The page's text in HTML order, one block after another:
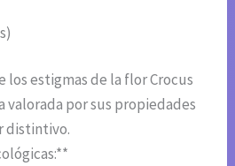
los estigmas de la flor Crocus
valorada por sus propiedades
distintivo.